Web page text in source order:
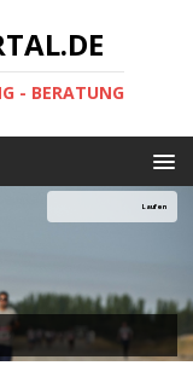
- BERATUNG
Laufen